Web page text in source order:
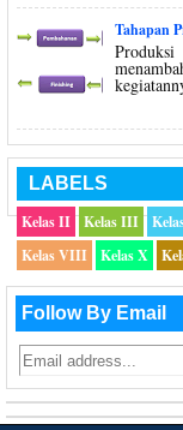
Tahapan
LABELS
Kelas II
Kelas III
Kelas VIII
Kelas X
Follow By Email